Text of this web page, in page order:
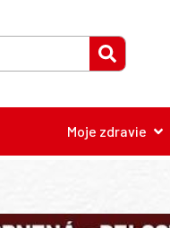
Moje zdravie